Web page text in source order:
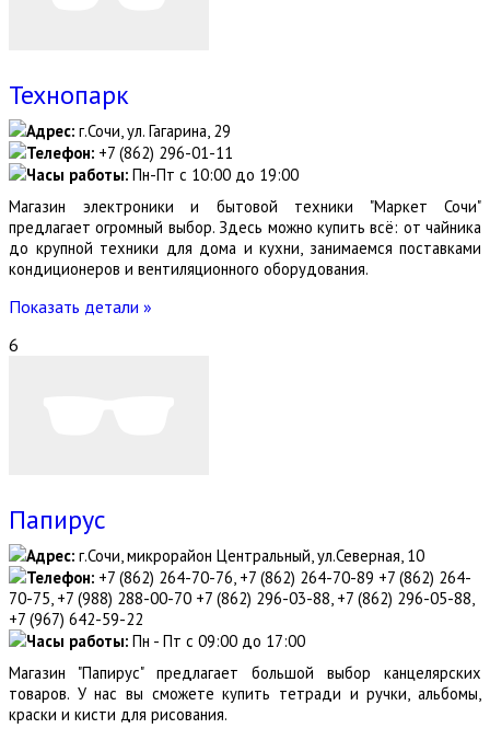
Технопарк
Адрес: г.Сочи, ул. Гагарина, 29
Телефон: +7 (862) 296-01-11
Часы работы: Пн-Пт с 10:00 до 19:00
Магазин электроники и бытовой техники "Маркет Сочи"
предлагает огромный выбор. Здесь можно купить всё: от чайника
до крупной техники для дома и кухни, занимаемся поставками
кондиционеров и вентиляционного оборудования.
Показать детали »
6
Папирус
Адрес: г.Сочи, микрорайон Центральный, ул.Северная, 10
Телефон: +7 (862) 264-70-76, +7 (862) 264-70-89 +7 (862) 264-
70-75, +7 (988) 288-00-70 +7 (862) 296-03-88, +7 (862) 296-05-88,
+7 (967) 642-59-22
Часы работы: Пн - Пт с 09:00 до 17:00
Магазин "Папирус" предлагает большой выбор канцелярских
товаров. У нас вы сможете купить тетради и ручки, альбомы,
краски и кисти для рисования.